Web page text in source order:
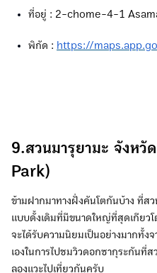
ที่อยู่ : 2-chome-4-1
พิกัด : https://
9.สวนมารุยามะ จังหวั
Park)
ข้ามฝากมาทางฝั่งคันโตกันบ้าง ที่ส
แบบดั้งเดิมที่มีขนาดใหญ่ที่สุดเกียว
จะได้รับความนิยมเป็นอย่างมากทั้ง
เองในการไปชมวิวดอกซากุระกันที่
ลองแวะไปเที่ยวกันครับ